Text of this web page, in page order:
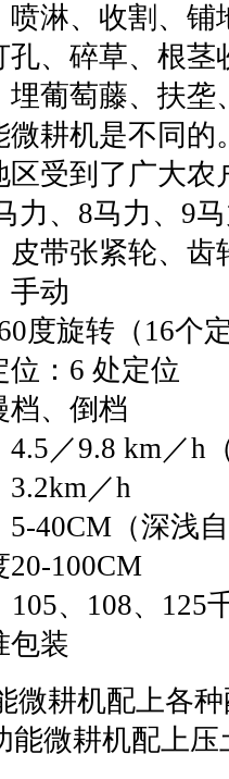
喷淋、收割、
孔、碎草、根
埋葡萄藤、扶
微耕机是不同
区受到了广大农
、8马力、9马
带张紧轮、齿
动
旋转（16个
：6 处定位
、倒档
／9.8 km／h
／h
40CM（深浅
100CM
、108、125
装
微耕机配上各
能微耕机配上